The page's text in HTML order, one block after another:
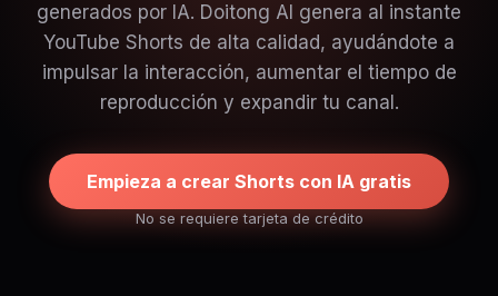
generados por IA. Doitong AI genera al instante
YouTube Shorts de alta calidad, ayudándote a
impulsar la interacción, aumentar el tiempo de
reproducción y expandir tu canal.
Empieza a crear Shorts con IA gratis
No se requiere tarjeta de crédito